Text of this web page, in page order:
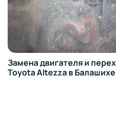
Замена двигателя и
Toyota Altezza в Балашихе